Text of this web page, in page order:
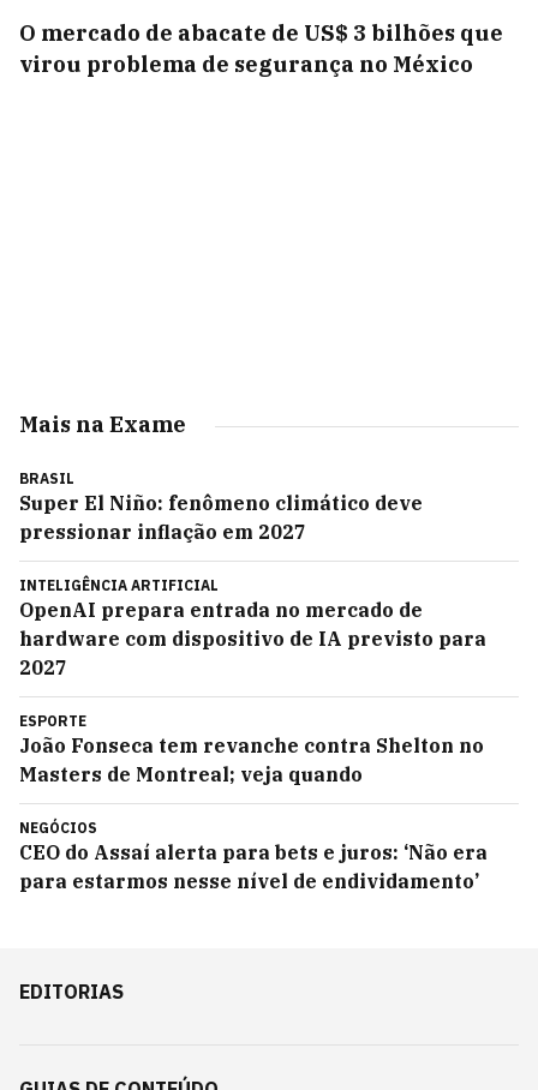
O mercado de abacate de US$ 3 bilhões que
virou problema de segurança no México
Mais na Exame
BRASIL
Super El Niño: fenômeno climático deve
pressionar inflação em 2027
INTELIGÊNCIA ARTIFICIAL
OpenAI prepara entrada no mercado de
hardware com dispositivo de IA previsto para
2027
ESPORTE
João Fonseca tem revanche contra Shelton no
Masters de Montreal; veja quando
NEGÓCIOS
CEO do Assaí alerta para bets e juros: ‘Não era
para estarmos nesse nível de endividamento’
EDITORIAS